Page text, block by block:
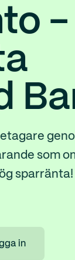
-
som
in